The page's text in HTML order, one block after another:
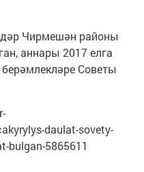
Чирмешән районы
аннары 2017 елга
Советы
daulat-sovety-
bulgan-5865611